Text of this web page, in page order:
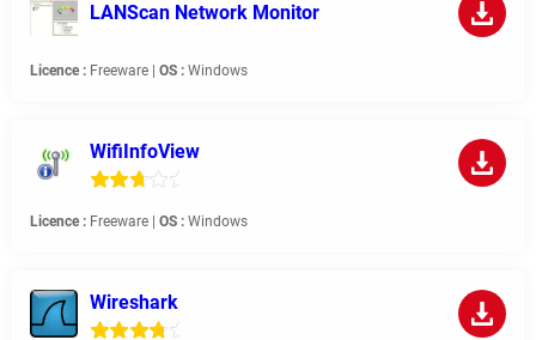
LANScan Network Monitor
Licence : Freeware | OS : Windows
WifiInfoView
Licence : Freeware | OS : Windows
Wireshark